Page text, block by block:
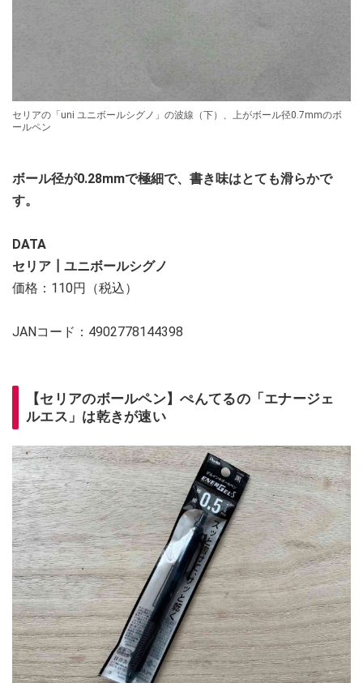
セリアの「uni ユニボールシグノ」の波線（下）、上がボール径0.7mmのボ
ールペン
ボール径が0.28mmで極細で、書き味はとても滑らかで
す。
DATA
セリア┃ユニボールシグノ
価格：110円（税込）
JANコード：4902778144398
【セリアのボールペン】ぺんてるの「エナージェ
ルエス」は乾きが速い